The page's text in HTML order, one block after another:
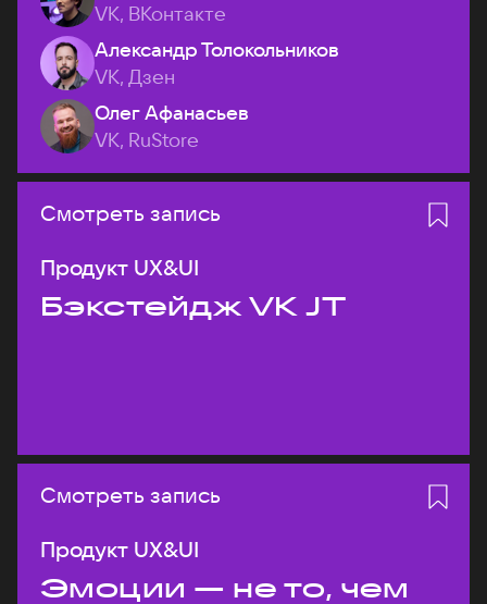
VK, ВКонтакте
Александр Толокольников
VK, Дзен
Олег Афанасьев
VK, RuStore
Смотреть запись
Продукт UX&UI
Бэкстейдж VK JT
Смотреть запись
Продукт UX&UI
Эмоции — не то, чем